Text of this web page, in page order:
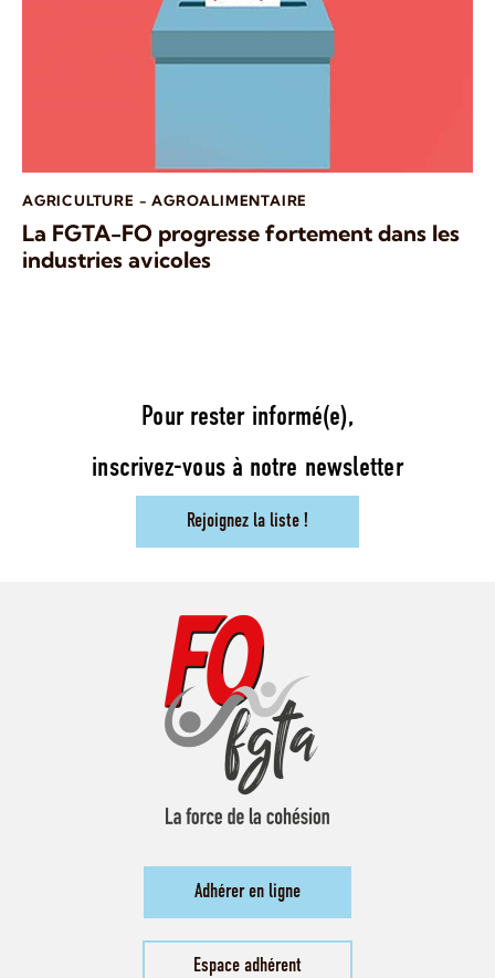
AGRICULTURE - AGROALIMENTAIRE
La FGTA-FO progresse fortement dans les
industries avicoles
Pour rester informé(e),
inscrivez-vous à notre newsletter
Rejoignez la liste !
Adhérer en ligne
Espace adhérent